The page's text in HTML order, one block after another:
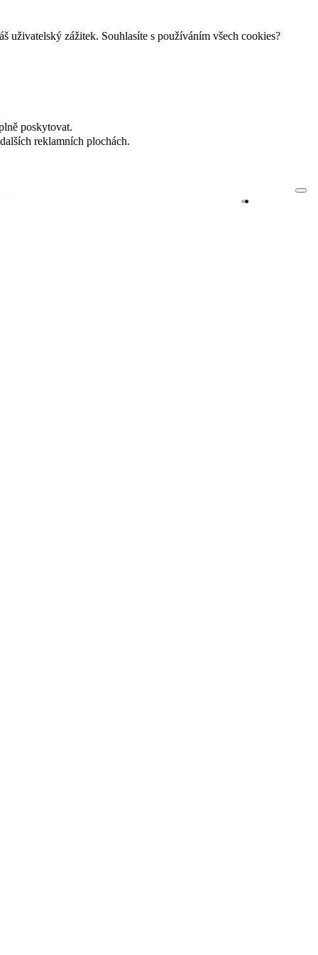
uživatelský zážitek. Souhlasíte s používáním všech cookies?
poskytovat.
reklamních plochách.